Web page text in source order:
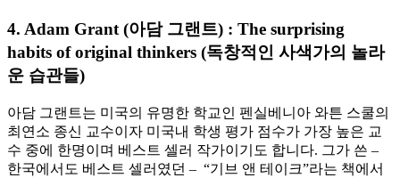
4. Adam Grant (아담 그랜트) : The surprising
habits of original thinkers (독창적인 사색가의 놀라
운 습관들)
아담 그랜트는 미국의 유명한 학교인 펜실베니아 와튼 스쿨의
최연소 종신 교수이자 미국내 학생 평가 점수가 가장 높은 교
수 중에 한명이며 베스트 셀러 작가이기도 합니다. 그가 쓴 –
한국에서도 베스트 셀러였던 – “기브 앤 테이크”라는 책에서